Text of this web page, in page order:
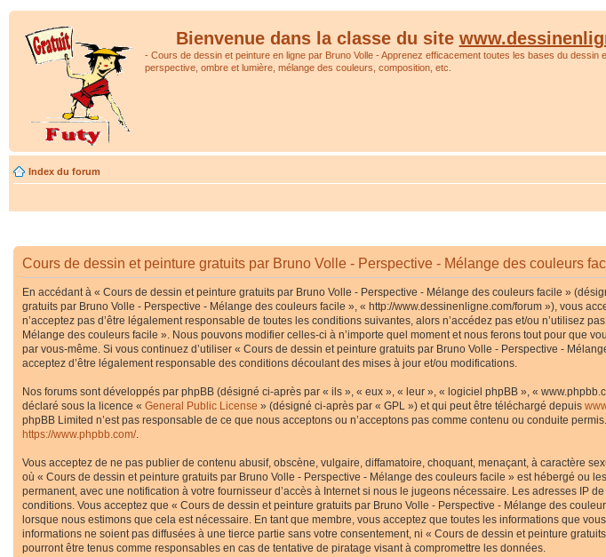
Bienvenue dans la classe du site
- Cours de dessin et peinture en ligne par Bruno Volle - Apprenez efficacement toutes les bases du dessin
perspective, ombre et lumière, mélange des couleurs, composition, etc.
Index du forum
Cours de dessin et peinture gratuits par Bruno Volle - Perspective - Mélange des couleurs
En accédant à « Cours de dessin et peinture gratuits par Bruno Volle - Perspective - Mélange des couleurs facile »
gratuits par Bruno Volle - Perspective - Mélange des couleurs facile », « http://www.dessinenligne.com/forum »), vous
n’acceptez pas d’être légalement responsable de toutes les conditions suivantes, alors n’accédez pas et/ou n’utilisez
Mélange des couleurs facile ». Nous pouvons modifier celles-ci à n’importe quel moment et nous ferons tout pour que
par vous-même. Si vous continuez d’utiliser « Cours de dessin et peinture gratuits par Bruno Volle - Perspective -
acceptez d’être légalement responsable des conditions découlant des mises à jour et/ou modifications.
Nos forums sont développés par phpBB (désigné ci-après par « ils », « eux », « leur », « logiciel phpBB », «
déclaré sous la licence « General Public License » (désigné ci-après par « GPL ») et qui peut être téléchargé depuis
phpBB Limited n’est pas responsable de ce que nous acceptons ou n’acceptons pas comme contenu ou conduite
https://www.phpbb.com/.
Vous acceptez de ne pas publier de contenu abusif, obscène, vulgaire, diffamatoire, choquant, menaçant, à caractère
où « Cours de dessin et peinture gratuits par Bruno Volle - Perspective - Mélange des couleurs facile » est hébergé ou
permanent, avec une notification à votre fournisseur d’accès à Internet si nous le jugeons nécessaire. Les adresses IP
conditions. Vous acceptez que « Cours de dessin et peinture gratuits par Bruno Volle - Perspective - Mélange des
lorsque nous estimons que cela est nécessaire. En tant que membre, vous acceptez que toutes les informations que
informations ne soient pas diffusées à une tierce partie sans votre consentement, ni « Cours de dessin et peinture
pourront être tenus comme responsables en cas de tentative de piratage visant à compromettre les données.